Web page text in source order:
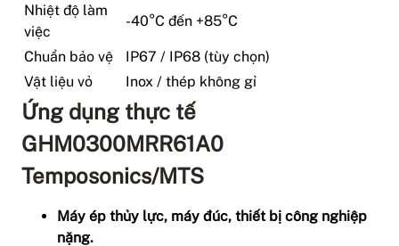
Nhiệt độ làm
việc
-40°C đến +85°C
Chuẩn bảo vệ
IP67 / IP68 (tùy chọn)
Vật liệu vỏ
Inox / thép không gỉ
Ứng dụng thực tế
GHM0300MRR61A0
Temposonics/MTS
Máy ép thủy lực, máy đúc, thiết bị công nghiệp
nặng.